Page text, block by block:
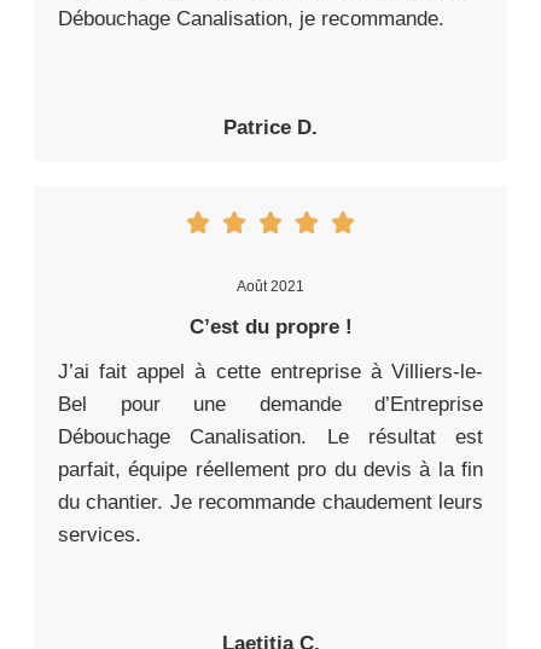
Débouchage Canalisation, je recommande.
Patrice D.
Août 2021
C’est du propre !
J’ai fait appel à cette entreprise à Villiers-le-
Bel pour une demande d’Entreprise
Débouchage Canalisation. Le résultat est
parfait, équipe réellement pro du devis à la fin
du chantier. Je recommande chaudement leurs
services.
Laetitia C.